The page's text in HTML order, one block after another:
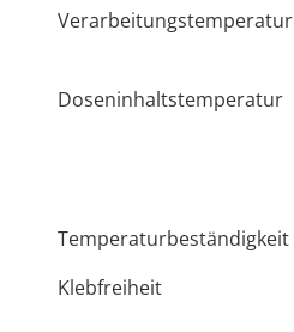
Verarbeitungstemperatur
Doseninhaltstemperatur
Temperaturbeständigkeit
Klebfreiheit